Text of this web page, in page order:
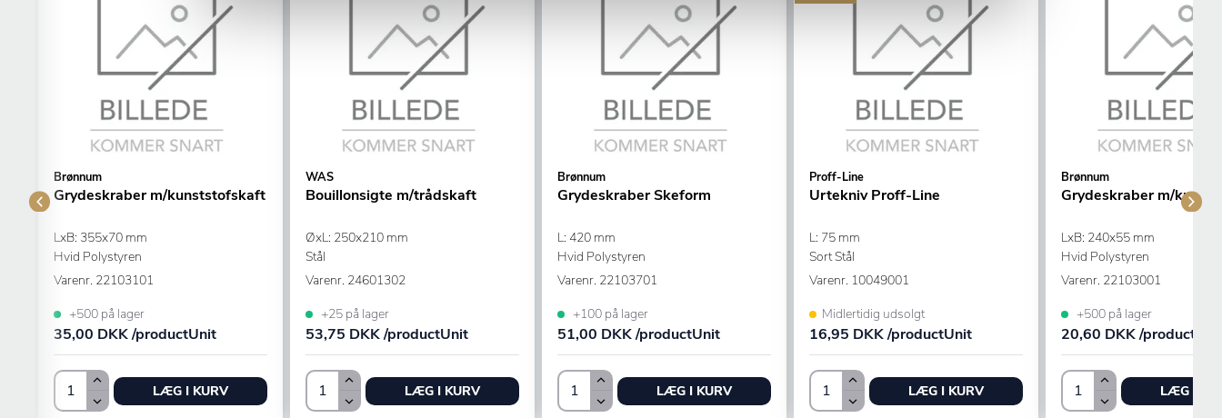
Brønnum
Grydeskraber m/kunststofskaft
LxB: 355x70 mm
Hvid Polystyren
Varenr. 22103101
+500 på lager
35,00 DKK /productUnit
LÆG I KURV
WAS
Bouillonsigte m/trådskaft
ØxL: 250x210 mm
Stål
Varenr. 24601302
+25 på lager
53,75 DKK /productUnit
LÆG I KURV
Brønnum
Grydeskraber Skeform
L: 420 mm
Hvid Polystyren
Varenr. 22103701
+100 på lager
51,00 DKK /productUnit
LÆG I KURV
Proff-Line
Urtekniv Proff-Line
L: 75 mm
Sort Stål
Varenr. 10049001
Midlertidig udsolgt
16,95 DKK /productUnit
LÆG I KURV
Brønnum
Grydeskraber m/
LxB: 240x55 mm
Hvid Polystyren
Varenr. 22103001
+500 på lager
20,60 DKK /
LÆG I